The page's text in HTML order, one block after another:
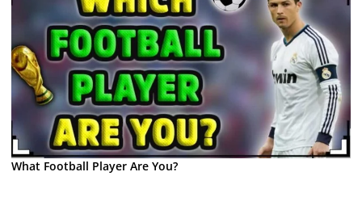
What Football Player Are You?